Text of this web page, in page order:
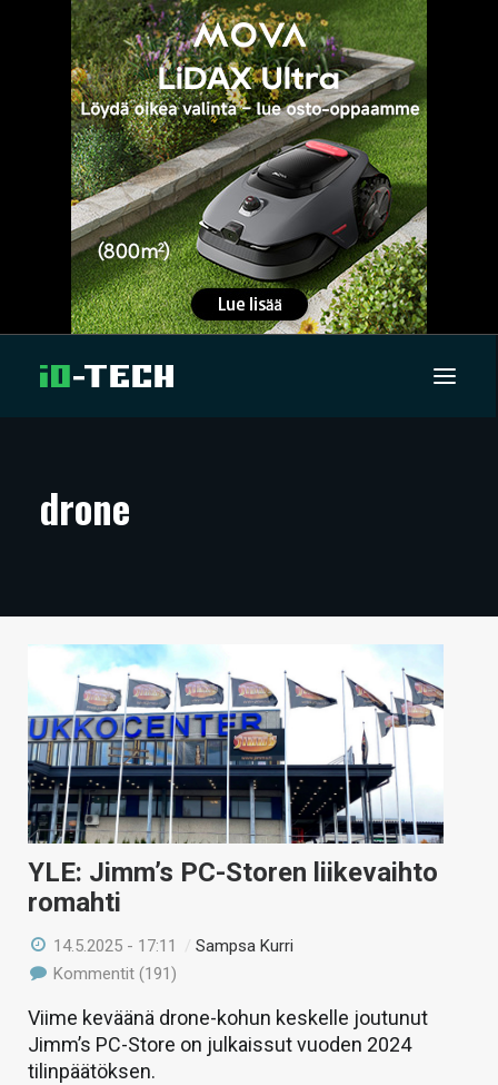
ARTIKKELIT
TECHBBS
TIETOA
HINTA.FI
KAUPPA
VAIHDA TEEMA
HAKU
drone
YLE: Jimm’s PC-Storen liikevaihto
romahti
14.5.2025 - 17:11 /Sampsa Kurri
Kommentit (191)
Viime keväänä drone-kohun keskelle joutunut
Jimm’s PC-Store on julkaissut vuoden 2024
tilinpäätöksen.